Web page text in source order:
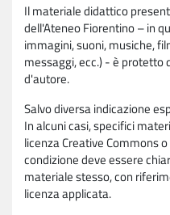
Il materiale didattico
dell'Ateneo Fiorentino – in
immagini, suoni, musiche,
messaggi, ecc.) - è
d'autore.
Salvo diversa indicazione
In alcuni casi, specifici
licenza Creative Commons
condizione deve essere
materiale stesso, con
licenza applicata.